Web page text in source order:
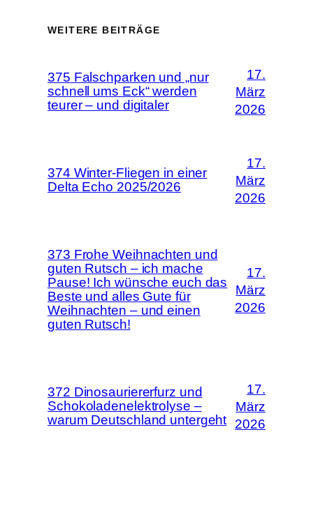
WEITERE BEITRÄGE
375 Falschparken und „nur
schnell ums Eck“ werden
teurer – und digitaler
17.
März
2026
374 Winter-Fliegen in einer
Delta Echo 2025/2026
17.
März
2026
373 Frohe Weihnachten und
guten Rutsch – ich mache
Pause! Ich wünsche euch das
Beste und alles Gute für
Weihnachten – und einen
guten Rutsch!
17.
März
2026
372 Dinosauriererfurz und
Schokoladenelektrolyse –
warum Deutschland untergeht
17.
März
2026